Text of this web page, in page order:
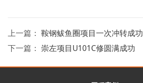
上一篇： 鞍钢鲅鱼圈项目一次冲转成功
下一篇： 崇左项目U101C修圆满成功